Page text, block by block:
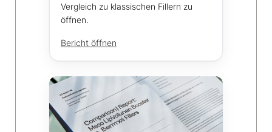
Vergleich zu klassischen Fillern zu
öffnen.
Bericht öffnen